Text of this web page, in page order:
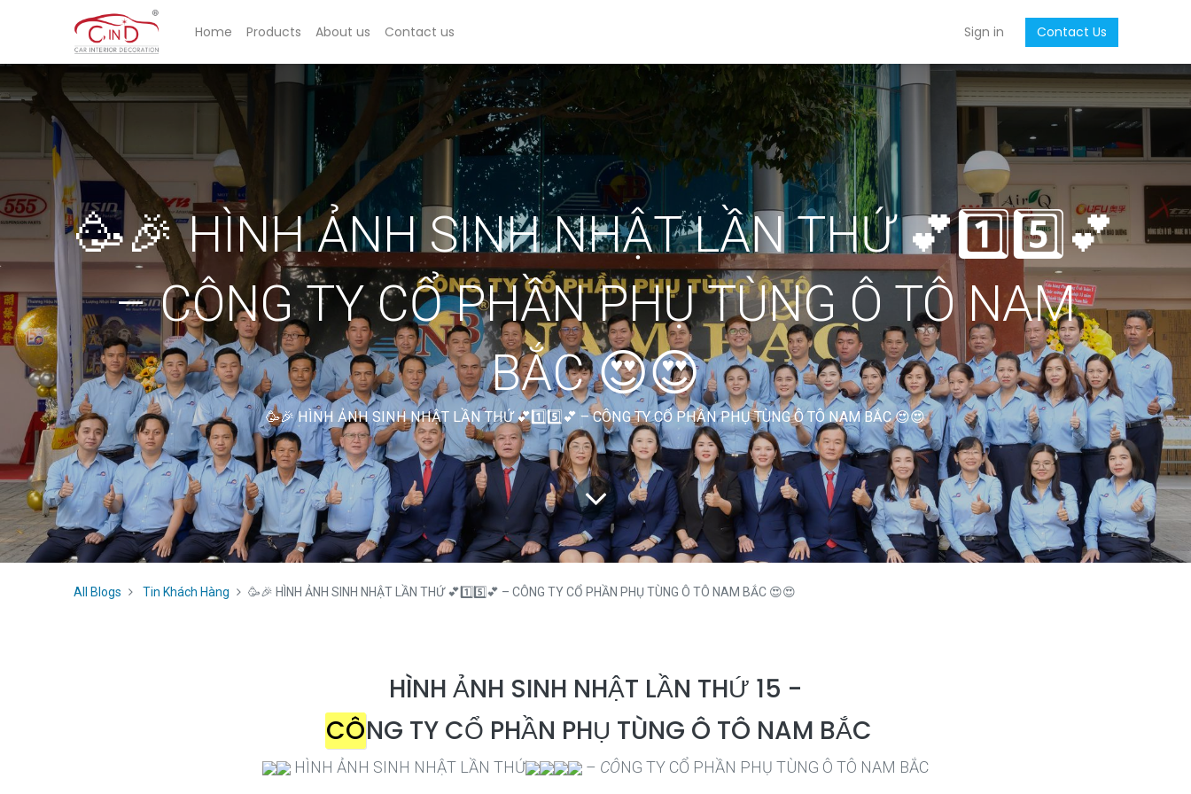
Home Products About us Contact us Sign in Contact Us
🥳🎉 HÌNH ẢNH SINH NHẬT LẦN THỨ 💕1️⃣5️⃣💕
– CÔNG TY CỔ PHẦN PHỤ TÙNG Ô TÔ NAM
BẮC 😍😍
🥳🎉 HÌNH ẢNH SINH NHẬT LẦN THỨ 💕1️⃣5️⃣💕 – CÔNG TY CỔ PHẦN PHỤ TÙNG Ô TÔ NAM BẮC 😍😍
All Blogs Tin Khách Hàng 🥳🎉 HÌNH ẢNH SINH NHẬT LẦN THỨ 💕1️⃣5️⃣💕 – CÔNG TY CỔ PHẦN PHỤ TÙNG Ô TÔ NAM BẮC 😍😍
HÌNH ẢNH SINH NHẬT LẦN THỨ 15 -
CÔNG TY CỔ PHẦN PHỤ TÙNG Ô TÔ NAM BẮC
HÌNH ẢNH SINH NHẬT LẦN THỨ – CÔNG TY CỔ PHẦN PHỤ TÙNG Ô TÔ NAM BẮC